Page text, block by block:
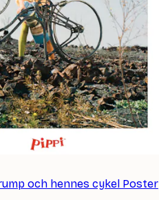
och hennes cykel Poster